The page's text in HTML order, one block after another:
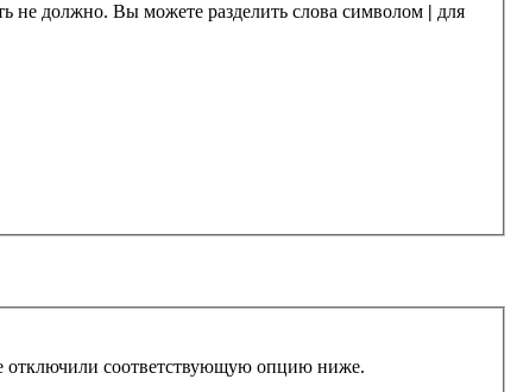
не должно. Вы можете разделить слова символом | для
отключили соответствующую опцию ниже.